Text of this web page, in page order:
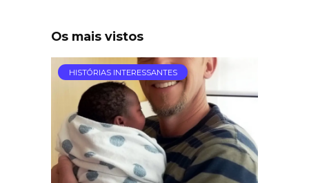
Os mais vistos
HISTÓRIAS INTERESSANTES